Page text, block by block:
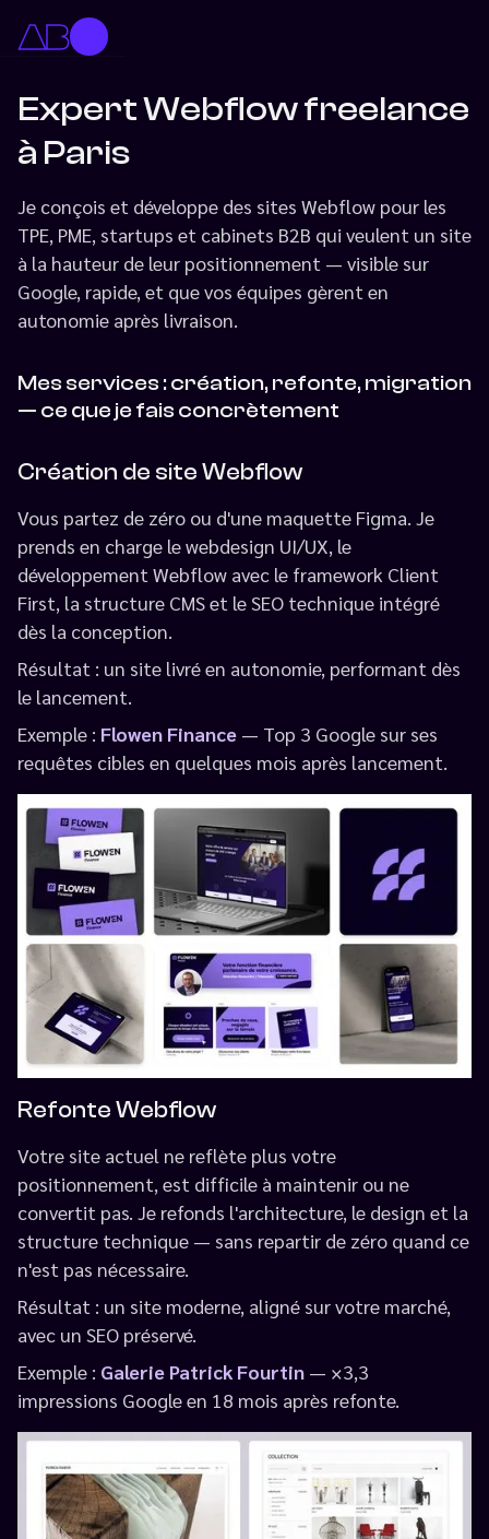
Expert Webflow freelance
à Paris
Je conçois et développe des sites Webflow pour les
TPE, PME, startups et cabinets B2B qui veulent un site
à la hauteur de leur positionnement — visible sur
Google, rapide, et que vos équipes gèrent en
autonomie après livraison.
Mes services : création, refonte, migration
— ce que je fais concrètement
Création de site Webflow
Vous partez de zéro ou d'une maquette Figma. Je
prends en charge le webdesign UI/UX, le
développement Webflow avec le framework Client
First, la structure CMS et le SEO technique intégré
dès la conception.
Résultat : un site livré en autonomie, performant dès
le lancement.
Exemple : Flowen Finance — Top 3 Google sur ses
requêtes cibles en quelques mois après lancement.
Refonte Webflow
Votre site actuel ne reflète plus votre
positionnement, est difficile à maintenir ou ne
convertit pas. Je refonds l'architecture, le design et la
structure technique — sans repartir de zéro quand ce
n'est pas nécessaire.
Résultat : un site moderne, aligné sur votre marché,
avec un SEO préservé.
Exemple : Galerie Patrick Fourtin — ×3,3
impressions Google en 18 mois après refonte.